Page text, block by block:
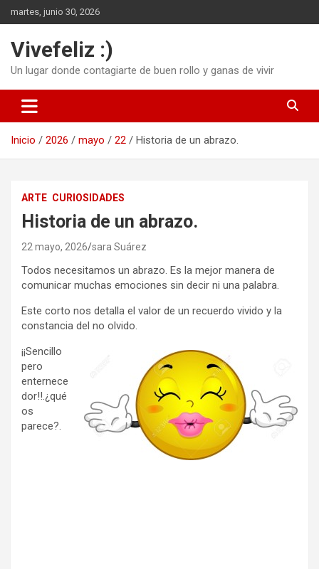
al
martes, junio 30, 2026
Vivefeliz :)
Un lugar donde contagiarte de buen rollo y ganas de vivir
Inicio 2026 mayo 22 Historia de un abrazo.
ARTE CURIOSIDADES
Historia de un abrazo.
22 mayo, 2026 sara Suárez
Todos necesitamos un abrazo. Es la mejor manera de
comunicar muchas emociones sin decir ni una palabra.
Este corto nos detalla el valor de un recuerdo vivido y la
constancia del no olvido.
¡¡Sencillo
pero
enternece
dor!!.¿qué
os
parece?.